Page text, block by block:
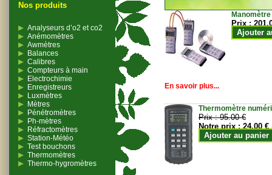
Nos produits
Analyseurs d’o2 et co2
Anémomètres
Awmètres
Balances
Calibres
Compteurs à main
Electrochimie
Enregistreurs
Luxmètres
Mètres
Pénétromètres
Ph-mètres
Réfractomètres
Station-Météo
Test bouchons
Thermomètres
Thermo-hygromètres
Prix :
Ajouter
En savoir plus...
Thermomètre
Prix :95.00 €
Notre prix :24.00 €
Ajouter au panier